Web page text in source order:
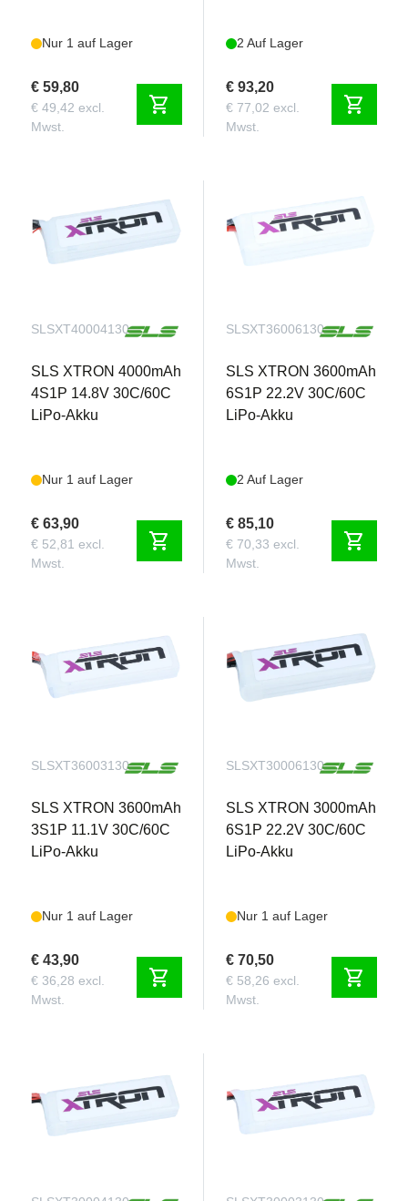
Nur 1 auf Lager
€ 59,80
€ 49,42 excl.
Mwst.
shopping_cart
2 Auf Lager
€ 93,20
€ 77,02 excl.
Mwst.
shopping_cart
SLSXT40004130
SLS XTRON 4000mAh
4S1P 14.8V 30C/60C
LiPo-Akku
Nur 1 auf Lager
€ 63,90
€ 52,81 excl.
Mwst.
shopping_cart
SLSXT36006130
SLS XTRON 3600mAh
6S1P 22.2V 30C/60C
LiPo-Akku
2 Auf Lager
€ 85,10
€ 70,33 excl.
Mwst.
shopping_cart
SLSXT36003130
SLS XTRON 3600mAh
3S1P 11.1V 30C/60C
LiPo-Akku
Nur 1 auf Lager
€ 43,90
€ 36,28 excl.
Mwst.
shopping_cart
SLSXT30006130
SLS XTRON 3000mAh
6S1P 22.2V 30C/60C
LiPo-Akku
Nur 1 auf Lager
€ 70,50
€ 58,26 excl.
Mwst.
shopping_cart